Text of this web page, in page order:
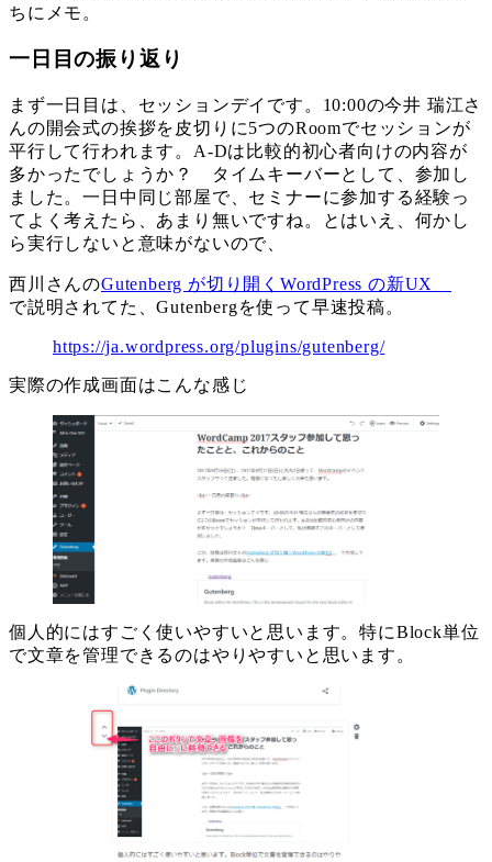
ちにメモ。
一日目の振り返り
まず一日目は、セッションデイです。10:00の今井 瑞江さ
んの開会式の挨拶を皮切りに5つのRoomでセッションが
平行して行われます。A-Dは比較的初心者向けの内容が
多かったでしょうか？ タイムキーバーとして、参加し
ました。一日中同じ部屋で、セミナーに参加する経験っ
てよく考えたら、あまり無いですね。とはいえ、何かし
ら実行しないと意味がないので、
西川さんのGutenberg が切り開くWordPress の新UX
で説明されてた、Gutenbergを使って早速投稿。
https://ja.wordpress.org/plugins/gutenberg/
実際の作成画面はこんな感じ
個人的にはすごく使いやすいと思います。特にBlock単位
で文章を管理できるのはやりやすいと思います。